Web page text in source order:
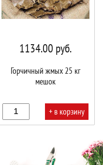
1134.00 руб.
Горчичный жмых 25 кг
мешок
+ в корзину